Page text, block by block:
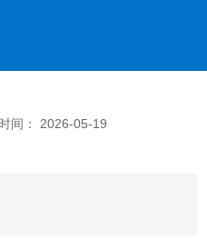
公司官网
事业单位、景区等基础建设
18066033339
间： 2026-05-19